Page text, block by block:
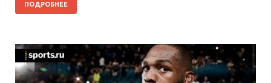
ПОДРОБНЕЕ